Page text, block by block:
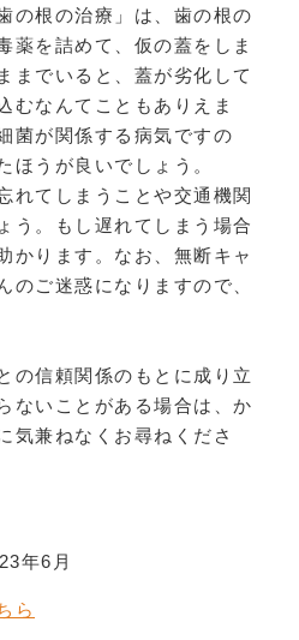
の根の治療」は、歯の根の
薬を詰めて、仮の蓋をしま
までいると、蓋が劣化して
むなんてこともありえま
菌が関係する病気ですの
ほうが良いでしょう。
れてしまうことや交通機関
う。もし遅れてしまう場合
かります。なお、無断キャ
のご迷惑になりますので、
の信頼関係のもとに成り立
ないことがある場合は、か
気兼ねなくお尋ねくださ
年6月
ら